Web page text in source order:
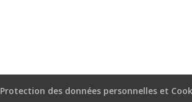
Protection des données personnelles et